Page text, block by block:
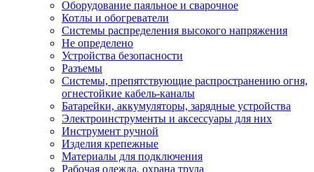
Оборудование паяльное и сварочное
Котлы и обогреватели
Системы распределения высокого напряжения
Не определено
Устройства безопасности
Разъемы
Системы, препятствующие распространению огня,
огнестойкие кабель-каналы
Батарейки, аккумуляторы, зарядные устройства
Электроинструменты и аксессуары для них
Инструмент ручной
Изделия крепежные
Материалы для подключения
Рабочая одежда, охрана труда